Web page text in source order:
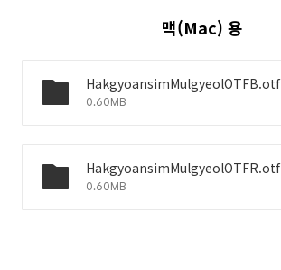
맥(Mac) 용
HakgyoansimMulgyeolOTFB.otf
0.60MB
HakgyoansimMulgyeolOTFR.otf
0.60MB